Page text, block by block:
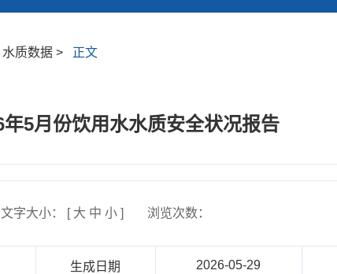
质数据 > 正文
年5月份饮用水水质安全状况报告
文字大小： [ 大 中 小] 浏览次数：
生成日期 2026-05-29